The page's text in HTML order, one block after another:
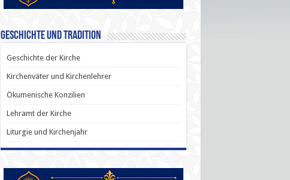
Geschichte und Tradition
Geschichte der Kirche
Kirchenväter und Kirchenlehrer
Ökumenische Konzilien
Lehramt der Kirche
Liturgie und Kirchenjahr